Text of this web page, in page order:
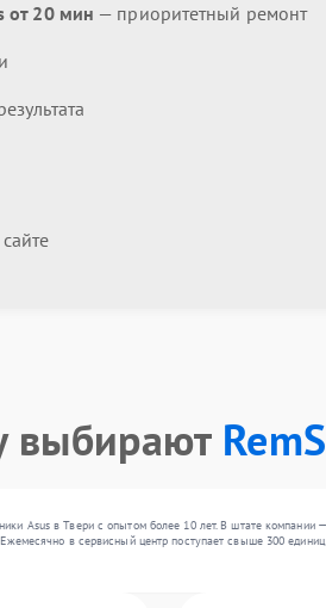
от 20 мин — приоритетный ремонт
выбирают
Asus в Твери с опытом более 10 лет. В штате
в сервисный центр поступает свыше 300